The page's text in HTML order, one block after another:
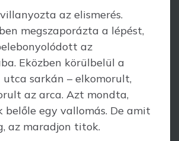
az elismerés.
megszaporázta a lépést,
az
Eközben körülbelül a
sarkán – elkomorult,
az arca. Azt mondta,
belőle egy vallomás. De amit
az maradjon titok.